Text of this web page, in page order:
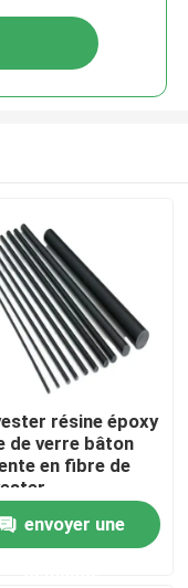
résine époxy
de verre bâton
en fibre de
envoyer une